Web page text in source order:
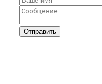
Отправить